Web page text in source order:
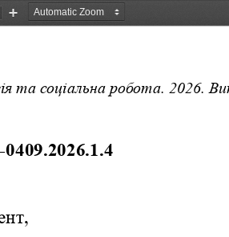
Zoom
та соціальна робота. 2026.